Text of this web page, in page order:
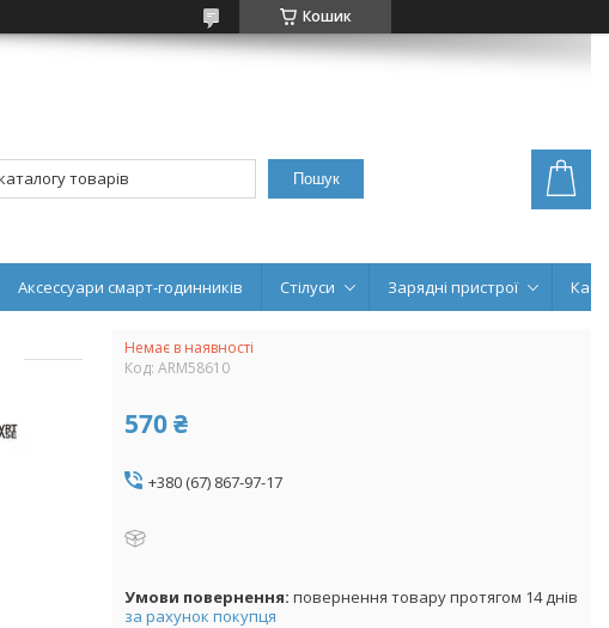
Кошик
Пошук
Аксессуари смарт-годинників Стілуси Зарядні пристрої
Немає в наявності
Код: ARM58610
570 ₴
+380 (67) 867-97-17
повернення товару протягом 14 днів
за рахунок покупця